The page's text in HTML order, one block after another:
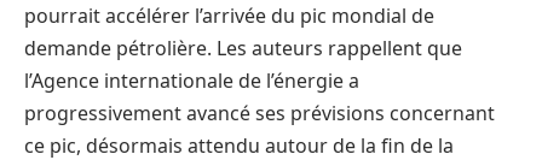
pourrait accélérer l’arrivée du pic mondial de
demande pétrolière. Les auteurs rappellent que
l’Agence internationale de l’énergie a
progressivement avancé ses prévisions concernant
ce pic, désormais attendu autour de la fin de la